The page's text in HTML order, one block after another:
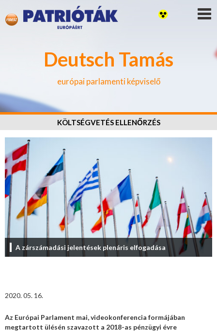
Deutsch Tamás
európai parlamenti képviselő
KÖLTSÉGVETÉS ELLENŐRZÉS
A zárszámadási jelentések plenáris elfogadása
2020. 05. 16.
Az Európai Parlament mai, videokonferencia formájában
megtartott ülésén szavazott a 2018-as pénzügyi évre